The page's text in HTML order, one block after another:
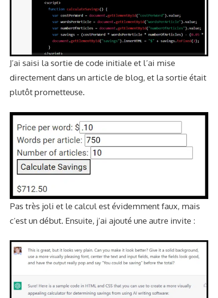
J’ai saisi la sortie de code initiale et l’ai mise
directement dans un article de blog, et la sortie était
plutôt prometteuse.
Pas très joli et le calcul est évidemment faux, mais
c’est un début. Ensuite, j’ai ajouté une autre invite :